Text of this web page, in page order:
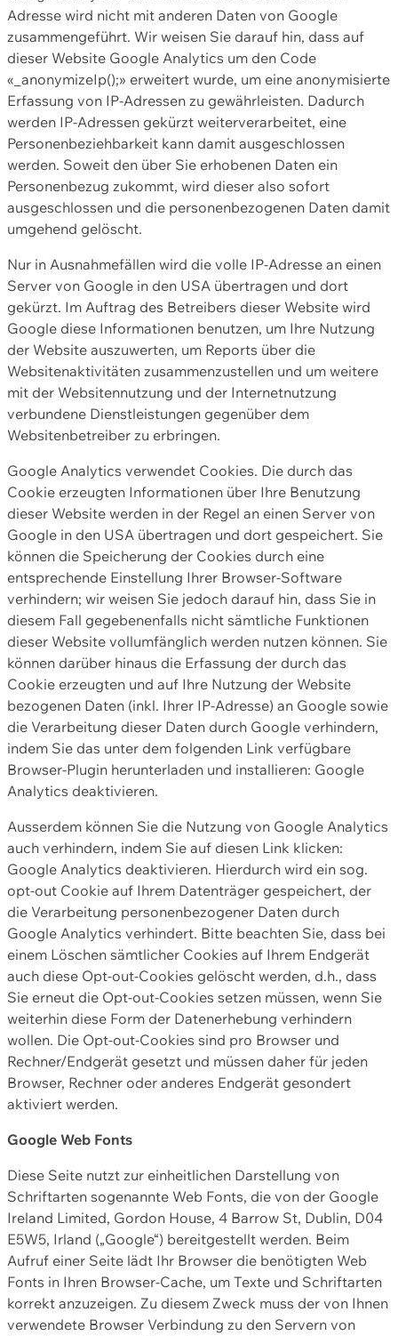
Adresse wird nicht mit anderen Daten von Google
zusammengeführt. Wir weisen Sie darauf hin, dass auf
dieser Website Google Analytics um den Code
«_anonymizeIp();» erweitert wurde, um eine anonymisierte
Erfassung von IP-Adressen zu gewährleisten. Dadurch
werden IP-Adressen gekürzt weiterverarbeitet, eine
Personenbeziehbarkeit kann damit ausgeschlossen
werden. Soweit den über Sie erhobenen Daten ein
Personenbezug zukommt, wird dieser also sofort
ausgeschlossen und die personenbezogenen Daten damit
umgehend gelöscht.
Nur in Ausnahmefällen wird die volle IP-Adresse an einen
Server von Google in den USA übertragen und dort
gekürzt. Im Auftrag des Betreibers dieser Website wird
Google diese Informationen benutzen, um Ihre Nutzung
der Website auszuwerten, um Reports über die
Websitenaktivitäten zusammenzustellen und um weitere
mit der Websitennutzung und der Internetnutzung
verbundene Dienstleistungen gegenüber dem
Websitenbetreiber zu erbringen.
Google Analytics verwendet Cookies. Die durch das
Cookie erzeugten Informationen über Ihre Benutzung
dieser Website werden in der Regel an einen Server von
Google in den USA übertragen und dort gespeichert. Sie
können die Speicherung der Cookies durch eine
entsprechende Einstellung Ihrer Browser-Software
verhindern; wir weisen Sie jedoch darauf hin, dass Sie in
diesem Fall gegebenenfalls nicht sämtliche Funktionen
dieser Website vollumfänglich werden nutzen können. Sie
können darüber hinaus die Erfassung der durch das
Cookie erzeugten und auf Ihre Nutzung der Website
bezogenen Daten (inkl. Ihrer IP-Adresse) an Google sowie
die Verarbeitung dieser Daten durch Google verhindern,
indem Sie das unter dem folgenden Link verfügbare
Browser-Plugin herunterladen und installieren: Google
Analytics deaktivieren.
Ausserdem können Sie die Nutzung von Google Analytics
auch verhindern, indem Sie auf diesen Link klicken:
Google Analytics deaktivieren. Hierdurch wird ein sog.
opt-out Cookie auf Ihrem Datenträger gespeichert, der
die Verarbeitung personenbezogener Daten durch
Google Analytics verhindert. Bitte beachten Sie, dass bei
einem Löschen sämtlicher Cookies auf Ihrem Endgerät
auch diese Opt-out-Cookies gelöscht werden, d.h., dass
Sie erneut die Opt-out-Cookies setzen müssen, wenn Sie
weiterhin diese Form der Datenerhebung verhindern
wollen. Die Opt-out-Cookies sind pro Browser und
Rechner/Endgerät gesetzt und müssen daher für jeden
Browser, Rechner oder anderes Endgerät gesondert
aktiviert werden.
Google Web Fonts
Diese Seite nutzt zur einheitlichen Darstellung von
Schriftarten sogenannte Web Fonts, die von der Google
Ireland Limited, Gordon House, 4 Barrow St, Dublin, D04
E5W5, Irland („Google“) bereitgestellt werden. Beim
Aufruf einer Seite lädt Ihr Browser die benötigten Web
Fonts in Ihren Browser-Cache, um Texte und Schriftarten
korrekt anzuzeigen. Zu diesem Zweck muss der von Ihnen
verwendete Browser Verbindung zu den Servern von